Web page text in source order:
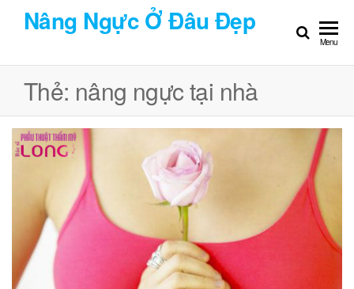
Chuyển
dung
Nâng Ngực Ở Đâu Đẹp
Menu
Thẻ: nâng ngực tại nhà